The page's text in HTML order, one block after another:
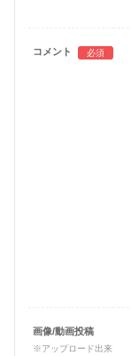
コメント 必須
画像/動画投稿
※アップロード出来